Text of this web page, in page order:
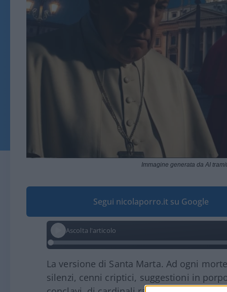
Immagine generata da AI
Segui nicolaporro.it su Google
Ascolta l'articolo
La versione di Santa Marta. Ad ogni
silenzi, cenni criptici, suggestioni in